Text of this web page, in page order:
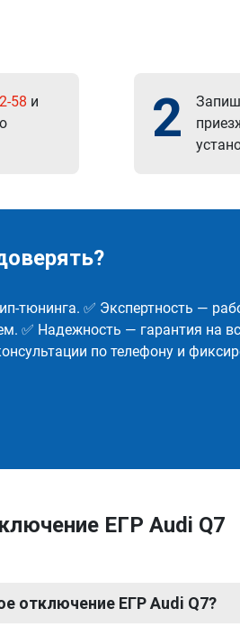
58 и
2
тюнинга. ✅ Экспертность —
✅ Надежность — гарантия на
по телефону и
ЕГР Audi Q7
отключение ЕГР Audi Q7?